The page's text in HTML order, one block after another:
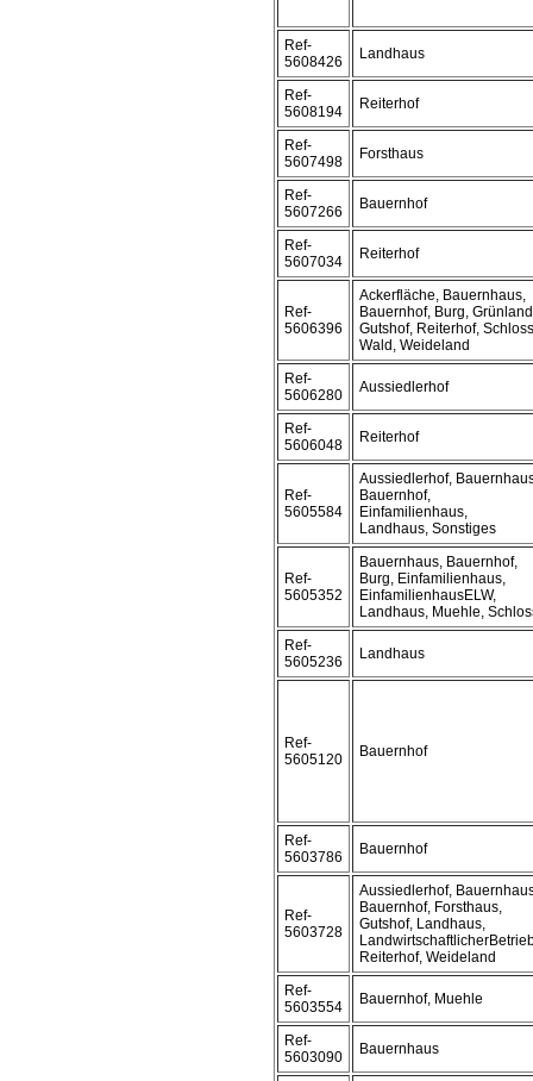
Ref-
5608426
Landhaus
Ref-
5608194
Reiterhof
Ref-
5607498
Forsthaus
Ref-
5607266
Bauernhof
Ref-
5607034
Reiterhof
Ref-
5606396
Ackerfläche, Bauernhaus,
Bauernhof, Burg,
Gutshof, Reiterhof,
Wald, Weideland
Ref-
5606280
Aussiedlerhof
Ref-
5606048
Reiterhof
Ref-
5605584
Aussiedlerhof,
Bauernhof,
Einfamilienhaus,
Landhaus, Sonstiges
Ref-
5605352
Bauernhaus, Bauernhof,
Burg, Einfamilienhaus,
EinfamilienhausELW,
Landhaus, Muehle,
Ref-
5605236
Landhaus
Ref-
5605120
Bauernhof
Ref-
5603786
Bauernhof
Ref-
5603728
Aussiedlerhof,
Bauernhof, Forsthaus,
Gutshof, Landhaus,
Reiterhof, Weideland
Ref-
5603554
Bauernhof, Muehle
Ref-
5603090
Bauernhaus